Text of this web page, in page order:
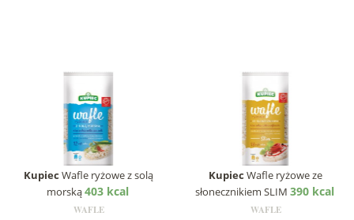
Kupiec Wafle ryżowe z solą
morską403 kcal
WAFLE
Kupiec Wafle ryżowe ze
słonecznikiem SLIM 390 kcal
WAFLE